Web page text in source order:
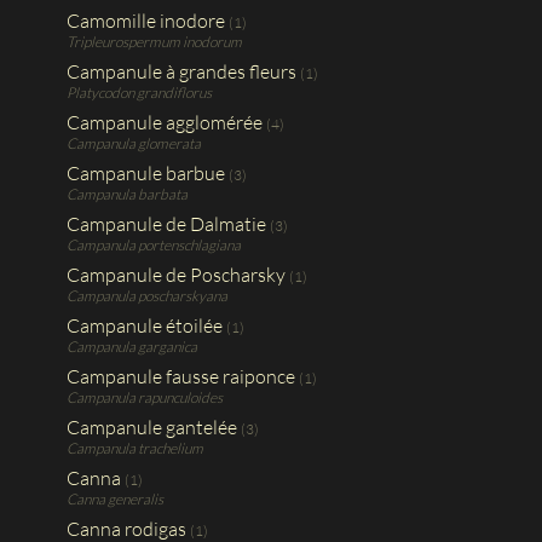
Camomille inodore (1)
Tripleurospermum inodorum
Campanule à grandes fleurs (1)
Platycodon grandiflorus
Campanule agglomérée (4)
Campanula glomerata
Campanule barbue (3)
Campanula barbata
Campanule de Dalmatie (3)
Campanula portenschlagiana
Campanule de Poscharsky (1)
Campanula poscharskyana
Campanule étoilée (1)
Campanula garganica
Campanule fausse raiponce (1)
Campanula rapunculoides
Campanule gantelée (3)
Campanula trachelium
Canna (1)
Canna generalis
Canna rodigas (1)